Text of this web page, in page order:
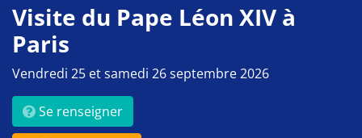
Visite du Pape Léon XIV à
Paris
Vendredi 25 et samedi 26 septembre 2026
Se renseigner